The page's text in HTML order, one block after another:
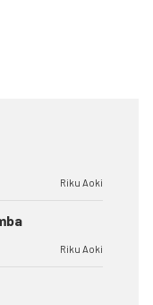
Riku Aoki
Riku Aoki